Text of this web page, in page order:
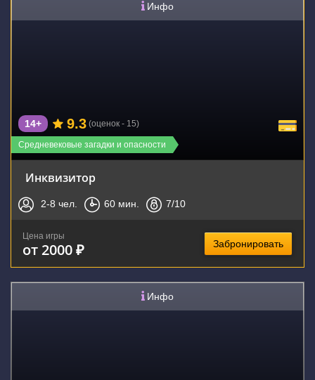
Инфо
Средневековые загадки и опасности
14+ 9.3 (оценок - 15)
Инквизитор
2-8 чел. 60 мин. 7/10
Цена игры
от 2000 ₽ Забронировать
Инфо